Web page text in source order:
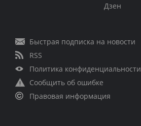
Дзен
Быстрая подписка на новости
RSS
Политика конфиденциальности
Сообщить об ошибке
Правовая информация